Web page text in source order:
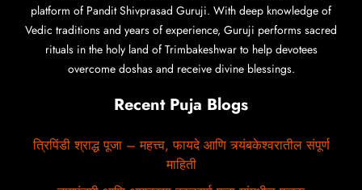
platform of Pandit Shivprasad Guruji. With deep knowledge of
Vedic traditions and years of experience, Guruji performs sacred
rituals in the holy land of Trimbakeshwar to help devotees
overcome doshas and receive divine blessings.
Recent Puja Blogs
त्रिपिंडी श्राद्ध पूजा – महत्त्व, फायदे आणि त्र्यंबकेश्वरातील संपूर्ण
माहिती